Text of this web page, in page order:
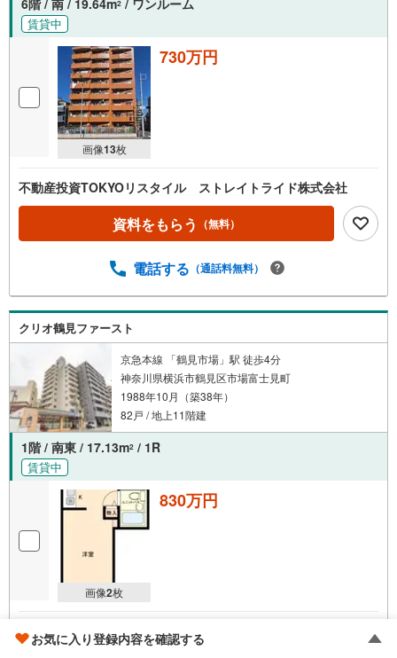
6階 / 南 / 19.64m2 / ワンルーム
賃貸中
画像13枚
730万円
不動産投資TOKYOリスタイル ストレイトライド株式会社
資料をもらう （無料）
電話する （通話料無料）
クリオ鶴見ファースト
京急本線 「鶴見市場」駅 徒歩4分
神奈川県横浜市鶴見区市場富士見町
1988年10月（築38年）
82戸 / 地上11階建
1階 / 南東 / 17.13m2 / 1R
賃貸中
画像2枚
830万円
株式会社ランドネット
お気に入り登録内容を確認する